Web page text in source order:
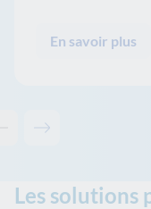
En savoir plus
Contenu précédent -
Contenu suivant -
Les solutions